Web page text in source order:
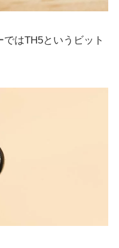
はTH5というビット